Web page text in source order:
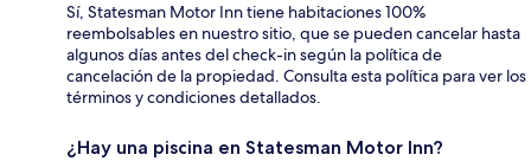
Sí, Statesman Motor Inn tiene habitaciones 100%
reembolsables en nuestro sitio, que se pueden cancelar hasta
algunos días antes del check-in según la política de
cancelación de la propiedad. Consulta esta política para ver los
términos y condiciones detallados.
¿Hay una piscina en Statesman Motor Inn?